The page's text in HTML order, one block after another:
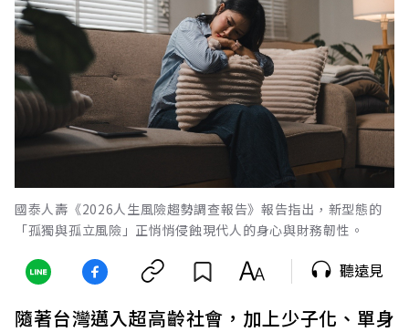
國泰人壽《2026人生風險趨勢調查報告》報告指出，新型態的
「孤獨與孤立風險」正悄悄侵蝕現代人的身心與財務韌性。
聽遠見
隨著台灣邁入超高齡社會，加上少子化、單身